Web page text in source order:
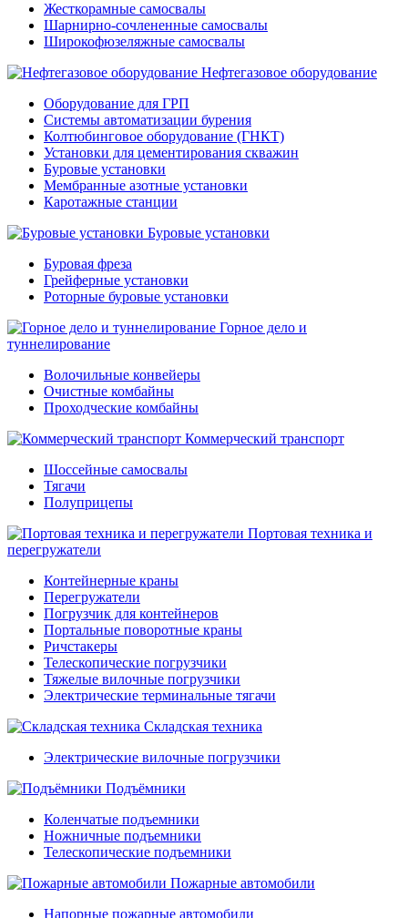
Жесткорамные самосвалы
Шарнирно-сочлененные самосвалы
Широкофюзеляжные самосвалы
Нефтегазовое оборудование
Оборудование для ГРП
Системы автоматизации бурения
Колтюбинговое оборудование (ГНКТ)
Установки для цементирования скважин
Буровые установки
Мембранные азотные установки
Каротажные станции
Буровые установки
Буровая фреза
Грейферные установки
Роторные буровые установки
Горное дело и
туннелирование
Волочильные конвейеры
Очистные комбайны
Проходческие комбайны
Коммерческий транспорт
Шоссейные самосвалы
Тягачи
Полуприцепы
Портовая техника и
перегружатели
Контейнерные краны
Перегружатели
Погрузчик для контейнеров
Портальные поворотные краны
Ричстакеры
Телескопические погрузчики
Тяжелые вилочные погрузчики
Электрические терминальные тягачи
Складская техника
Электрические вилочные погрузчики
Подъёмники
Коленчатые подъемники
Ножничные подъемники
Телескопические подъемники
Пожарные автомобили
Напорные пожарные автомобили